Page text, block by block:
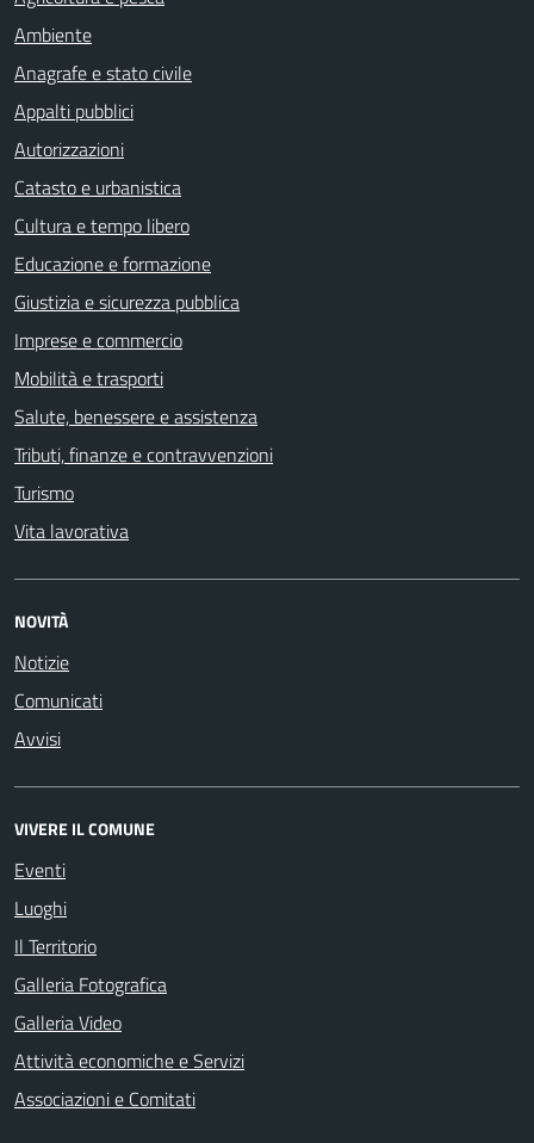
Ambiente
Anagrafe e stato civile
Appalti pubblici
Autorizzazioni
Catasto e urbanistica
Cultura e tempo libero
Educazione e formazione
Giustizia e sicurezza pubblica
Imprese e commercio
Mobilità e trasporti
Salute, benessere e assistenza
Tributi, finanze e contravvenzioni
Turismo
Vita lavorativa
NOVITÀ
Notizie
Comunicati
Avvisi
VIVERE IL COMUNE
Eventi
Luoghi
Il Territorio
Galleria Fotografica
Galleria Video
Attività economiche e Servizi
Associazioni e Comitati